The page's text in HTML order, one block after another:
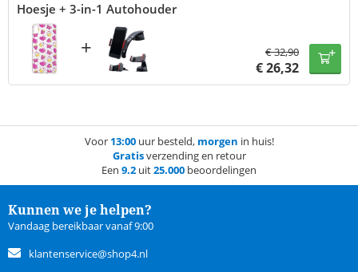
Hoesje + 3-in-1 Autohouder
+ €32,90
€26,32
Voor 13:00uur besteld, morgen in huis!
Gratisverzending en retour
Een 9.2 uit25.000 beoordelingen
Kunnen we je helpen?
Vandaag bereikbaar vanaf 9:00
klantenservice@shop4.nl